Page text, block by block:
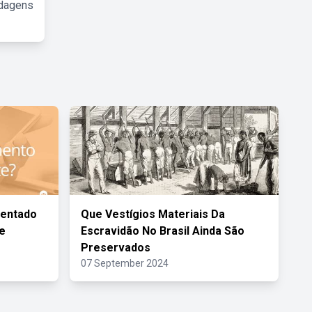
Que Vestígios Materiais Da
Escravidão No Brasil Ainda São
Preservados
07 September 2024